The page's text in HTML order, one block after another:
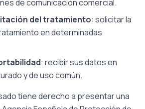
de comunicación comercial.
del tratamiento: solicitar la
en determinadas
: recibir sus datos en
y de uso común.
tiene derecho a presentar una